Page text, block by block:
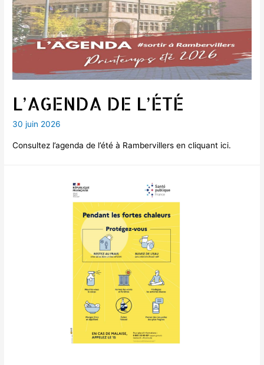
L’AGENDA DE L’ÉTÉ
30 juin 2026
Consultez l’agenda de l’été à Rambervillers en cliquant ici.